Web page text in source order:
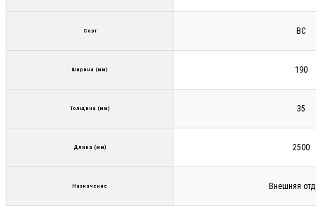
Сорт ВС
Ширина (мм) 190
Толщина (мм) 35
Длина (мм) 2500
Назначение Внешняя